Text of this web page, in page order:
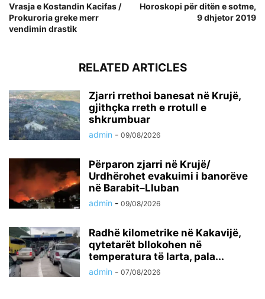
Vrasja e Kostandin Kacifas /
Prokuroria greke merr
vendimin drastik
Horoskopi për ditën e sotme,
9 dhjetor 2019
RELATED ARTICLES
Zjarri rrethoi banesat në Krujë,
gjithçka rreth e rrotull e
shkrumbuar
admin - 09/08/2026
Përparon zjarri në Krujë/
Urdhërohet evakuimi i banorëve
në Barabit–Lluban
admin - 09/08/2026
Radhë kilometrike në Kakavijë,
qytetarët bllokohen në
temperatura të larta, pala...
admin - 07/08/2026